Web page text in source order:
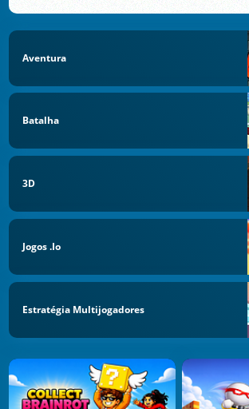
Aventura
Batalha
3D
Jogos .io
Estratégia Multijogadores